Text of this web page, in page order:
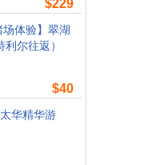
$229
体验】翠湖
尔往返）
$40
华精华游